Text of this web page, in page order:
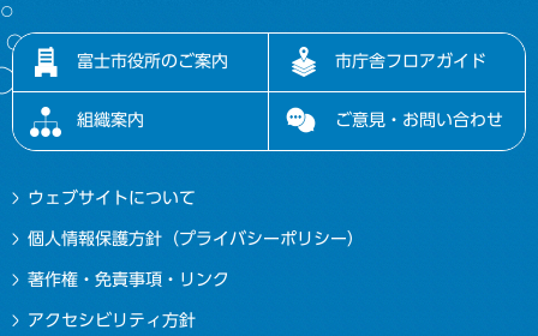
富士市役所のご案内 市庁舎フロアガイド
組織案内 ご意見・お問い合わせ
ウェブサイトについて
個人情報保護方針（プライバシーポリシー）
著作権・免責事項・リンク
アクセシビリティ方針